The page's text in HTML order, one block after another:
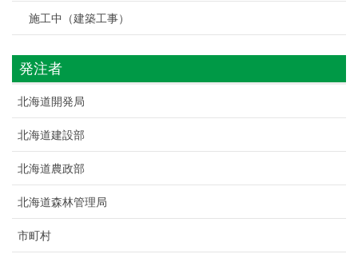
施工中（建築工事）
発注者
北海道開発局
北海道建設部
北海道農政部
北海道森林管理局
市町村